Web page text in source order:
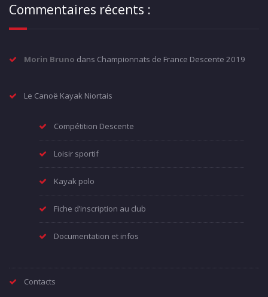
Commentaires récents :
Morin Bruno dans Championnats de France Descente 2019
Le Canoë Kayak Niortais
Compétition Descente
Loisir sportif
Kayak polo
Fiche d’inscription au club
Documentation et infos
Contacts